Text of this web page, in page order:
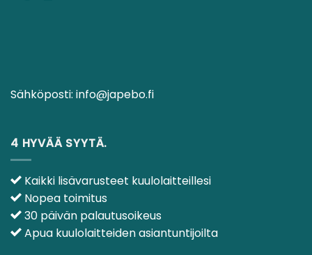
Sähköposti: info@japebo.fi
4 HYVÄÄ SYYTÄ.
Kaikki lisävarusteet kuulolaitteillesi
Nopea toimitus
30 päivän palautusoikeus
Apua kuulolaitteiden asiantuntijoilta